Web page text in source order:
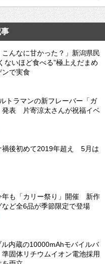
こんなに甘かった？」新潟県民
ないほど食べる”極上えだまめ
ンで実食
トラマンの新フレーバー「ガ
発表 片寄涼太さんが祝福イベ
禍後初めて2019年超え 5月は
年も「カリー祭り」開催 新作
ど全6品が季節限定で登場
内蔵の10000mAhモバイルバ
固体リチウムイオン電池採用